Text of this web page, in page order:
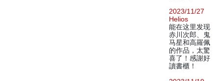
2023/11/27
Helios
能在这里发现
赤川次郎、鬼
马星和高羅佩
的作品，太驚
喜了！感謝好
讀書櫃！